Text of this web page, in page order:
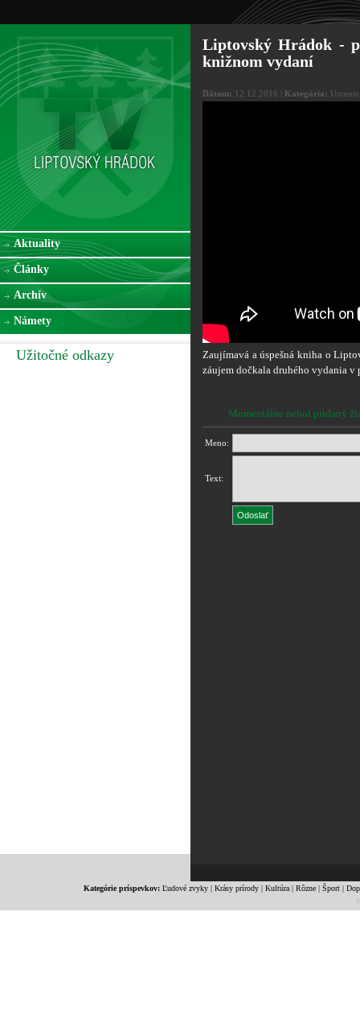
Aktuality
Články
Archív
Námety
Užitočné odkazy
Liptovský Hrádok -
knižnom vydaní
Dátum: 12.12.2016 | Kategória:
Zaujímavá a úspešná kniha o
záujem dočkala druhého vydania v
Momentálne nebol pridaný
Meno:
Text:
Kategórie príspevkov: Ľudové zvyky| Krásy prírody| Kultúra| Rôzne| Šport|